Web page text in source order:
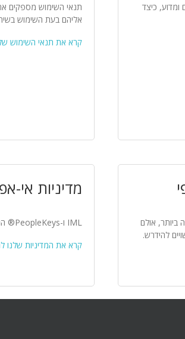
ומדוע, כיצד
תנאי השימוש מספקים
אליהם בעת השימוש
קרא את תנאי השימוש
ביותר, אולם
להידרש.
מדיניות אי-
IML ו-PeopleKeys® הם ספקי שירות ומעסיקים לא מפלים.
קרא את המדיניות שלנו